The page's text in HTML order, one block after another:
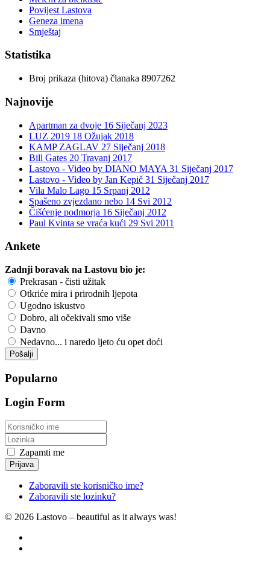
Povijest Lastova
Geneza imena
Smještaj
Statistika
Broj prikaza (hitova) članaka 8907262
Najnovije
Apartman za dvoje 16 Siječanj 2023
LUZ 2019 18 Ožujak 2018
KAMP ZAGLAV 27 Siječanj 2018
Bill Gates 20 Travanj 2017
Lastovo - Video by DIANO MAYA 31 Siječanj 2017
Lastovo - Video by Jan Kepič 31 Siječanj 2017
Vila Malo Lago 15 Srpanj 2012
Spašeno zvjezdano nebo 14 Svi 2012
Čišćenje podmorja 16 Siječanj 2012
Paul Kvinta se vraća kući 29 Svi 2011
Ankete
Zadnji boravak na Lastovu bio je:
Prekrasan - čisti užitak
Otkriće mira i prirodnih ljepota
Ugodno iskustvo
Dobro, ali očekivali smo više
Davno
Nedavno... i naredo ljeto ću opet doći
Popularno
Login Form
Zapamti me
Prijava
Zaboravili ste korisničko ime?
Zaboravili ste lozinku?
© 2026 Lastovo – beautiful as it always was!